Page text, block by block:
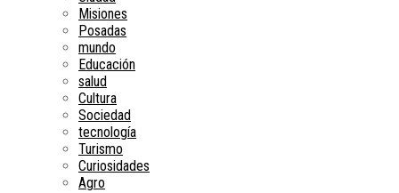
Misiones
Posadas
mundo
Educación
salud
Cultura
Sociedad
tecnología
Turismo
Curiosidades
Agro